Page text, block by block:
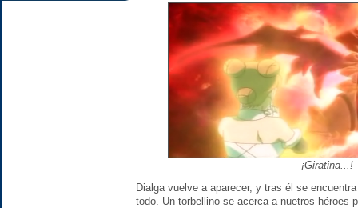
¡Giratina...!
Dialga vuelve a aparecer, y tras él se
todo. Un torbellino se acerca a nuetros héroes